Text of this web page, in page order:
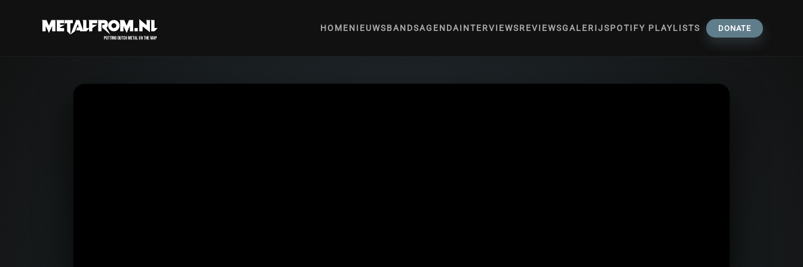
HOMENIEUWSBANDSAGENDAINTERVIEWSREVIEWSGALERIJSPOTIFY PLAYLISTS DONATE